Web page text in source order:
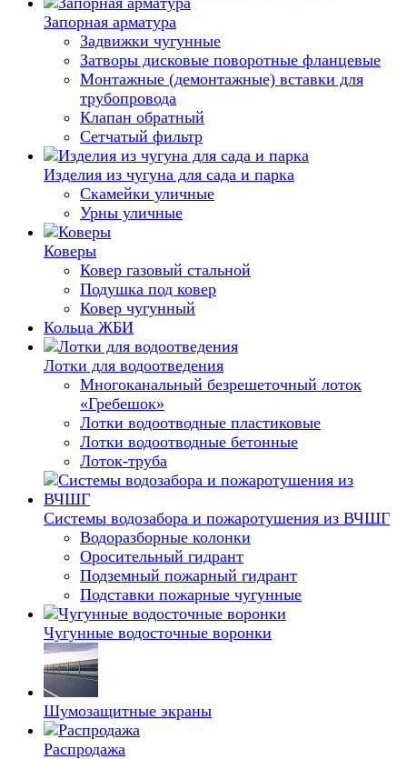
Запорная арматура
Задвижки чугунные
Затворы дисковые поворотные фланцевые
Монтажные (демонтажные) вставки для
трубопровода
Клапан обратный
Сетчатый фильтр
Изделия из чугуна для сада и парка
Скамейки уличные
Урны уличные
Коверы
Ковер газовый стальной
Подушка под ковер
Ковер чугунный
Кольца ЖБИ
Лотки для водоотведения
Многоканальный безрешеточный лоток
«Гребешок»
Лотки водоотводные пластиковые
Лотки водоотводные бетонные
Лоток-труба
Системы водозабора и пожаротушения из ВЧШГ
Водоразборные колонки
Оросительный гидрант
Подземный пожарный гидрант
Подставки пожарные чугунные
Чугунные водосточные воронки
Шумозащитные экраны
Распродажа